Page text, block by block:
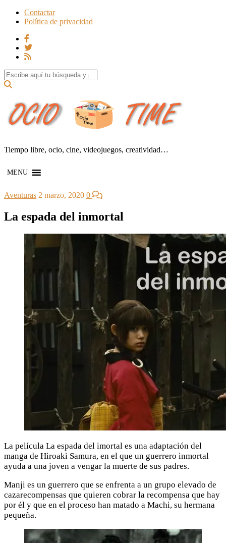
Contactar
Política de privacidad
Search for:
Tiempo libre, ocio, cine, videojuegos, creatividad…
MENU
Aventuras 2 marzo, 2020 0
La espada del inmortal
La película La espada del imortal es una adaptación del
manga de Hiroaki Samura, en el que un guerrero inmortal
ayuda a una joven a vengar la muerte de sus padres.
Manji es un guerrero que se enfrenta a un grupo elevado de
cazarecompensas que quieren cobrar la recompensa que hay
por él y que en el proceso han matado a Machi, su hermana
pequeña.